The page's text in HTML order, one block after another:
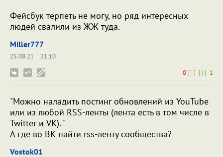
Фейсбук терпеть не могу, но ряд интересных
людей свалили из ЖЖ туда.
Miller777
25.08.21
21:10
0
1
"Можно наладить постинг обновлений из YouTube
или из любой RSS-ленты (лента есть в том числе в
Twitter и VK). "
А где во ВК найти rss-ленту сообщества?
Vostok01